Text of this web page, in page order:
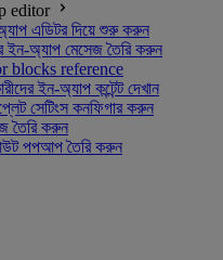
editor
এডিটর দিয়ে শুরু করুন
ইন-অ্যাপ মেসেজ তৈরি করুন
blocks reference
ইন-অ্যাপ কন্টেন্ট দেখান
সেটিংস কনফিগার করুন
তৈরি করুন
পপআপ তৈরি করুন